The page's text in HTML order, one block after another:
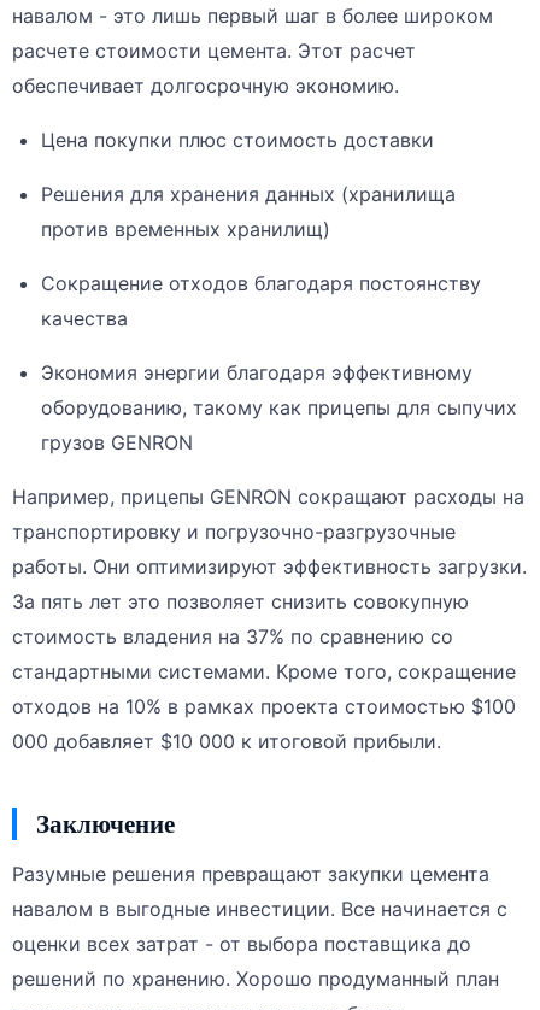
навалом - это лишь первый шаг в более широком
расчете стоимости цемента. Этот расчет
обеспечивает долгосрочную экономию.
Цена покупки плюс стоимость доставки
Решения для хранения данных (хранилища
против временных хранилищ)
Сокращение отходов благодаря постоянству
качества
Экономия энергии благодаря эффективному
оборудованию, такому как прицепы для сыпучих
грузов GENRON
Например, прицепы GENRON сокращают расходы на
транспортировку и погрузочно-разгрузочные
работы. Они оптимизируют эффективность загрузки.
За пять лет это позволяет снизить совокупную
стоимость владения на 37% по сравнению со
стандартными системами. Кроме того, сокращение
отходов на 10% в рамках проекта стоимостью $100
000 добавляет $10 000 к итоговой прибыли.
Заключение
Разумные решения превращают закупки цемента
навалом в выгодные инвестиции. Все начинается с
оценки всех затрат - от выбора поставщика до
решений по хранению. Хорошо продуманный план